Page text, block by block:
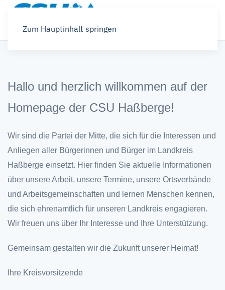
Zum Hauptinhalt springen
Hallo und herzlich willkommen auf der
Homepage der CSU Haßberge!
Wir sind die Partei der Mitte, die sich für die Interessen und
Anliegen aller Bürgerinnen und Bürger im Landkreis
Haßberge einsetzt. Hier finden Sie aktuelle Informationen
über unsere Arbeit, unsere Termine, unsere Ortsverbände
und Arbeitsgemeinschaften und lernen Menschen kennen,
die sich ehrenamtlich für unseren Landkreis engagieren.
Wir freuen uns über Ihr Interesse und Ihre Unterstützung.
Gemeinsam gestalten wir die Zukunft unserer Heimat!
Ihre Kreisvorsitzende